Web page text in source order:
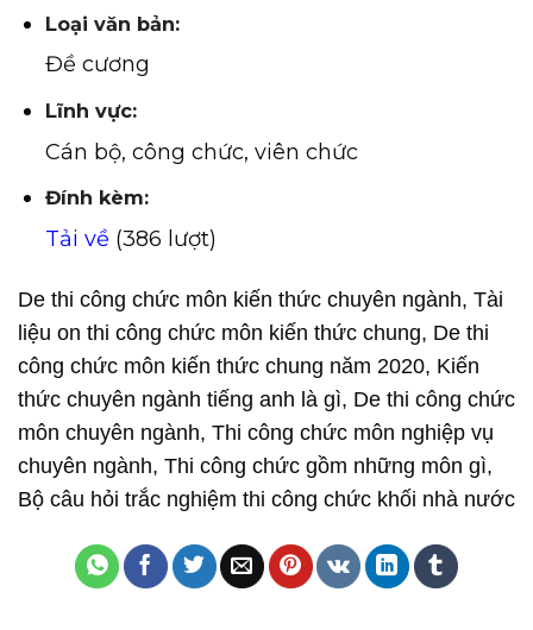
Loại văn bản:
Đề cương
Lĩnh vực:
Cán bộ, công chức, viên chức
Đính kèm:
Tải về (386 lượt)
De thi công chức môn kiến thức chuyên ngành, Tài
liệu on thi công chức môn kiến thức chung, De thi
công chức môn kiến thức chung năm 2020, Kiến
thức chuyên ngành tiếng anh là gì, De thi công chức
môn chuyên ngành, Thi công chức môn nghiệp vụ
chuyên ngành, Thi công chức gồm những môn gì,
Bộ câu hỏi trắc nghiệm thi công chức khối nhà nước